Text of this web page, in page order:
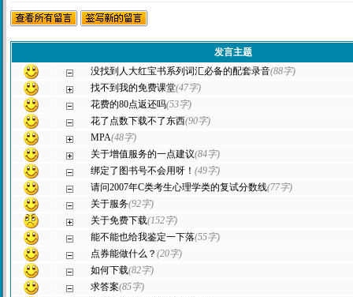
发言主题
没找到人大红宝书系列词汇必备的配套录音(88字)
找不到我的免费课堂(47字)
花费的80点返还吗(53字)
花了点数下载不了东西(90字)
MPA(48字)
关于增值服务的一点建议(84字)
绑定了图书号不会用呀！ (49字)
请问2007年C类考生心理学类的复试分数线(77字)
关于服务(92字)
关于免费下载(152字)
能不能也给我鉴定一下落(55字)
点券能做什么？ (20字)
如何下载(82字)
求答案(85字)